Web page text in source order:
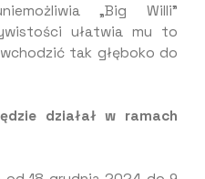
„Big Willi”
ułatwia mu to
tak głęboko do
działał w ramach